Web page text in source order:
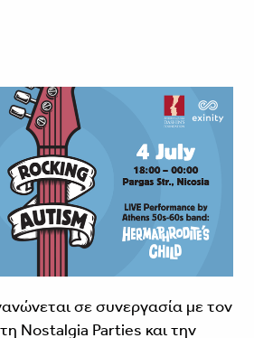
σε συνεργασία με τον
Nostalgia Parties και την